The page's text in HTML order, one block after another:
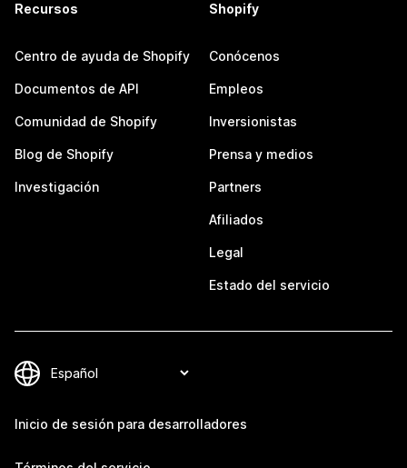
Recursos
Centro de ayuda de Shopify
Documentos de API
Comunidad de Shopify
Blog de Shopify
Investigación
Shopify
Conócenos
Empleos
Inversionistas
Prensa y medios
Partners
Afiliados
Legal
Estado del servicio
Inicio de sesión para desarrolladores